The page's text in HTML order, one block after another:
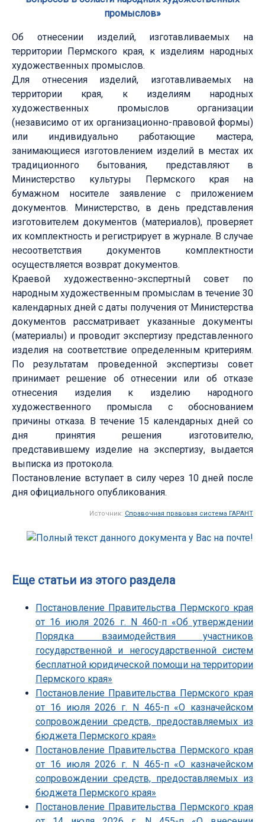
промыслов»
Об отнесении изделий, изготавливаемых на
территории Пермского края, к изделиям народных
художественных промыслов.
Для отнесения изделий, изготавливаемых на
территории края, к изделиям народных
художественных промыслов организации
(независимо от их организационно-правовой формы)
или индивидуально работающие мастера,
занимающиеся изготовлением изделий в местах их
традиционного бытования, представляют в
Министерство культуры Пермского края на
бумажном носителе заявление с приложением
документов. Министерство, в день представления
изготовителем документов (материалов), проверяет
их комплектность и регистрирует в журнале. В случае
несоответствия документов комплектности
осуществляется возврат документов.
Краевой художественно-экспертный совет по
народным художественным промыслам в течение 30
календарных дней с даты получения от Министерства
документов рассматривает указанные документы
(материалы) и проводит экспертизу представленного
изделия на соответствие определенным критериям.
По результатам проведенной экспертизы совет
принимает решение об отнесении или об отказе
отнесения изделия к изделию народного
художественного промысла с обоснованием
причины отказа. В течение 15 календарных дней со
дня принятия решения изготовителю,
представившему изделие на экспертизу, выдается
выписка из протокола.
Постановление вступает в силу через 10 дней после
дня официального опубликования.
Источник: Справочная правовая система ГАРАНТ
Еще статьи из этого раздела
Постановление Правительства Пермского края
от 16 июля 2026 г. N 460-п «Об утверждении
Порядка взаимодействия участников
государственной и негосударственной систем
бесплатной юридической помощи на территории
Пермского края»
Постановление Правительства Пермского края
от 16 июля 2026 г. N 465-п «О казначейском
сопровождении средств, предоставляемых из
бюджета Пермского края»
Постановление Правительства Пермского края
от 16 июля 2026 г. N 465-п «О казначейском
сопровождении средств, предоставляемых из
бюджета Пермского края»
Постановление Правительства Пермского края